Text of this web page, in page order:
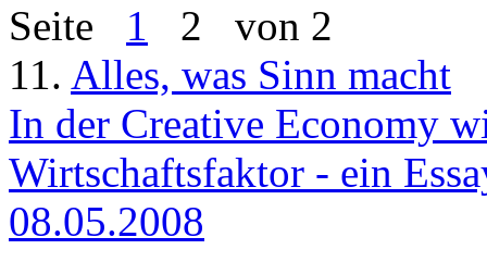
Seite 1 2 von 2
11. Alles, was Sinn macht
In der Creative Economy
Wirtschaftsfaktor - ein
08.05.2008